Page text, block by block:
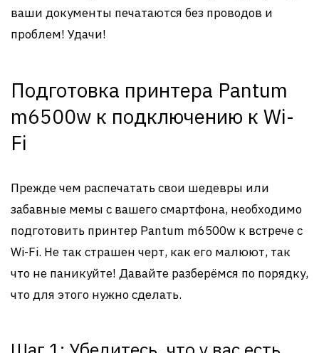
ваши документы печатаются без проводов и
проблем! Удачи!
Подготовка принтера Pantum
m6500w к подключению к Wi-
Fi
Прежде чем распечатать свои шедевры или
забавные мемы с вашего смартфона, необходимо
подготовить принтер Pantum m6500w к встрече с
Wi-Fi. Не так страшен черт, как его малюют, так
что не паникуйте! Давайте разберёмся по порядку,
что для этого нужно сделать.